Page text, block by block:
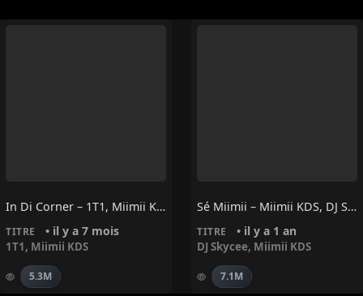
In Di Corner – 1T1, Miimii KDS
TITRE • il y a 7 mois
1T1, Miimii KDS
5.3M
Sé Miimii – Miimii KDS, DJ Skycee
TITRE • il y a 1 an
DJ Skycee, Miimii KDS
7.1M